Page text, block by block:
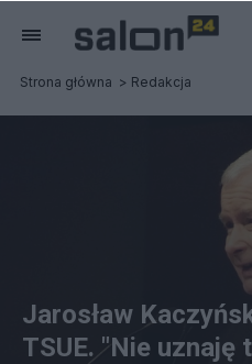
Strona główna Redakcja
Jarosław
TSUE. "Nie uznaję